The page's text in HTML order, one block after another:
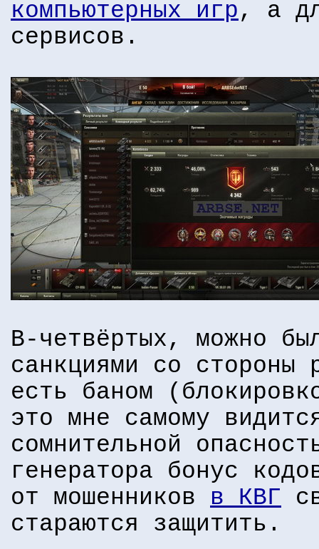
компьютерных игр, а
сервисов.
В-четвёртых, можно
санкциями со стороны
есть баном
это мне самому
сомнительной
генератора бонус
от мошенников в КВГ
стараются защитить.